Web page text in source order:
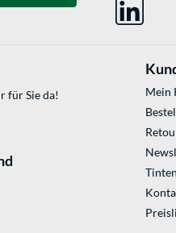
für Sie da!
Mein